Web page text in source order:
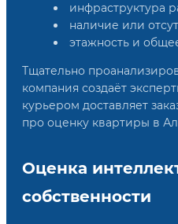
инфраструктура
наличие или
этажность и
Тщательно
компания создаёт
курьером доставляет
про оценку квартиры в
Оценка
собственности